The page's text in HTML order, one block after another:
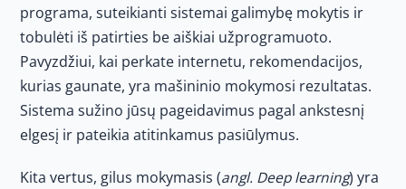
programa, suteikianti sistemai galimybę mokytis ir
tobulėti iš patirties be aiškiai užprogramuoto.
Pavyzdžiui, kai perkate internetu, rekomendacijos,
kurias gaunate, yra mašininio mokymosi rezultatas.
Sistema sužino jūsų pageidavimus pagal ankstesnį
elgesį ir pateikia atitinkamus pasiūlymus.
Kita vertus, gilus mokymasis (angl. Deep learning) yra